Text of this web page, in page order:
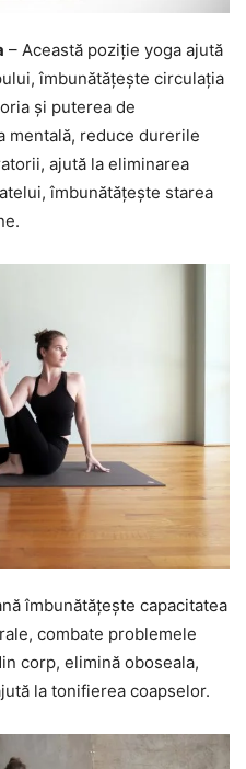
– Această poziție yoga ajută
îmbunătățește circulația
și puterea de
mentală, reduce durerile
ajută la eliminarea
îmbunătățește starea
îmbunătățește capacitatea
combate problemele
corp, elimină oboseala,
la tonifierea coapselor.